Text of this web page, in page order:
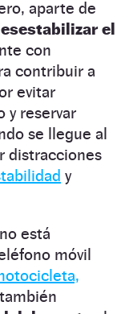
aparte de
el
con
contribuir a
evitar
y reservar
se llegue al
distracciones
y
está
móvil